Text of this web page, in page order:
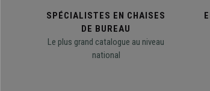
SPÉCIALISTES EN CHAISES
DE BUREAU
Le plus grand catalogue au niveau
national